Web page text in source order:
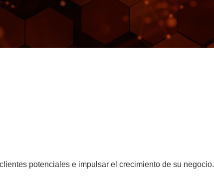
potenciales e impulsar el crecimiento de su negocio.